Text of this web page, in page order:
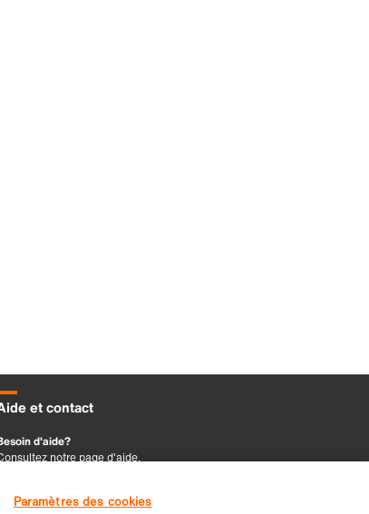
Paramètres des cookies